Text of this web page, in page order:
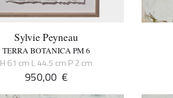
Sylvie Peyneau
TERRA BOTANICA PM 6
H 61 cm L 44.5 cm P 2 cm
950,00 €